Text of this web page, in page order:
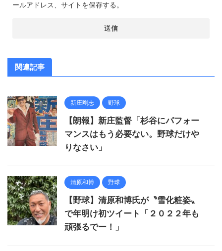
ールアドレス、サイトを保存する。
関連記事
新庄剛志 野球
【朗報】新庄監督「杉谷にパフォー
マンスはもう必要ない。野球だけや
りなさい」
清原和博 野球
【野球】清原和博氏が〝雪化粧姿〟
で年明け初ツイート「２０２２年も
頑張るでー！」